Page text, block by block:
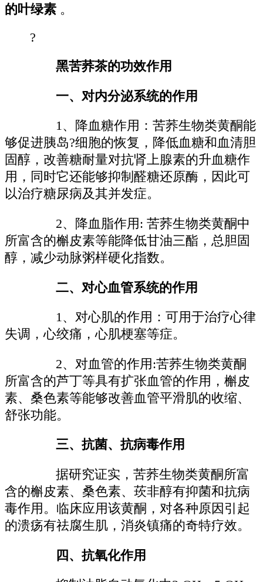
的叶绿素 。
?
黑苦荞茶的功效作用
一、对内分泌系统的作用
1、降血糖作用：苦荞生物类黄酮能
够促进胰岛?细胞的恢复，降低血糖和血清胆
固醇，改善糖耐量对抗肾上腺素的升血糖作
用，同时它还能够抑制醛糖还原酶，因此可
以治疗糖尿病及其并发症。
2、降血脂作用: 苦荞生物类黄酮中
所富含的槲皮素等能降低甘油三酯，总胆固
醇，减少动脉粥样硬化指数。
二、对心血管系统的作用
1、对心肌的作用：可用于治疗心律
失调，心绞痛，心肌梗塞等症。
2、对血管的作用:苦荞生物类黄酮
所富含的芦丁等具有扩张血管的作用，槲皮
素、桑色素等能够改善血管平滑肌的收缩、
舒张功能。
三、抗菌、抗病毒作用
据研究证实，苦荞生物类黄酮所富
含的槲皮素、桑色素、莰非醇有抑菌和抗病
毒作用。临床应用该黄酮，对各种原因引起
的溃疡有祛腐生肌，消炎镇痛的奇特疗效。
四、抗氧化作用